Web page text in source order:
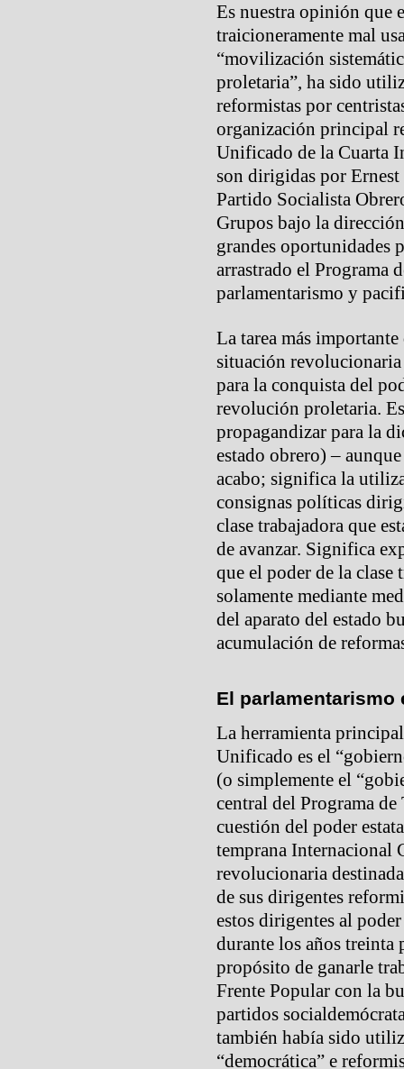
Es nuestra opinión que
traicioneramente mal
“movilización
proletaria”, ha sido
reformistas por
organización principal
Unificado de la Cuarta
son dirigidas por
Partido Socialista
Grupos bajo la
grandes oportunidades
arrastrado el Programa
parlamentarismo y
La tarea más
situación revolucionaria
para la conquista del
revolución proletaria.
propagandizar para la
estado obrero) –
acabo; significa la
consignas políticas
clase trabajadora que
de avanzar. Significa
que el poder de la clase
solamente mediante
del aparato del estado
acumulación de
El parlamentarismo
La herramienta
Unificado es el
(o simplemente el
central del Programa
cuestión del poder
temprana Internacional
revolucionaria
de sus dirigentes
estos dirigentes al
durante los años treinta
propósito de ganarle
Frente Popular con la
partidos
también había sido
“democrática” e